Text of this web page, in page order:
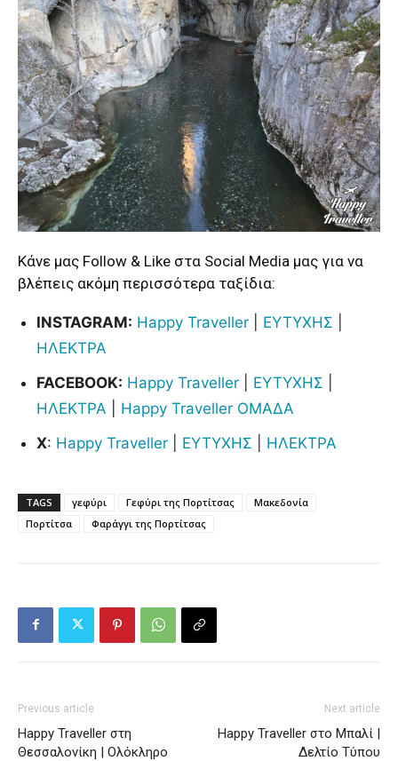
Κάνε μας Follow & Like στα Social Media μας για να
βλέπεις ακόμη περισσότερα ταξίδια:
INSTAGRAM: Happy Traveller ΕΥΤΥΧΗΣ
ΗΛΕΚΤΡΑ
FACEBOOK: Happy Traveller ΕΥΤΥΧΗΣ
ΗΛΕΚΤΡΑ
Happy Traveller ΟΜΑΔΑ
X: Happy Traveller ΕΥΤΥΧΗΣ ΗΛΕΚΤΡΑ
TAGS γεφύρι Γεφύρι της Πορτίτσας
Μακεδονία
Πορτίτσα
Φαράγγι της Πορτίτσας
Previous article
Happy Traveller στη
Θεσσαλονίκη | Ολόκληρο
Next article
Happy Traveller στο Μπαλί |
Δελτίο Τύπου